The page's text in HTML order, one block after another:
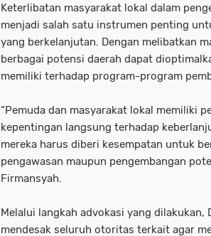
Keterlibatan masyarakat lokal dalam
menjadi salah satu instrumen penting
yang berkelanjutan. Dengan melibatkan
berbagai potensi daerah dapat
memiliki terhadap program-program
“Pemuda dan masyarakat lokal memiliki
kepentingan langsung terhadap
mereka harus diberi kesempatan untuk
pengawasan maupun pengembangan
Firmansyah.
Melalui langkah advokasi yang dilakukan,
mendesak seluruh otoritas terkait agar